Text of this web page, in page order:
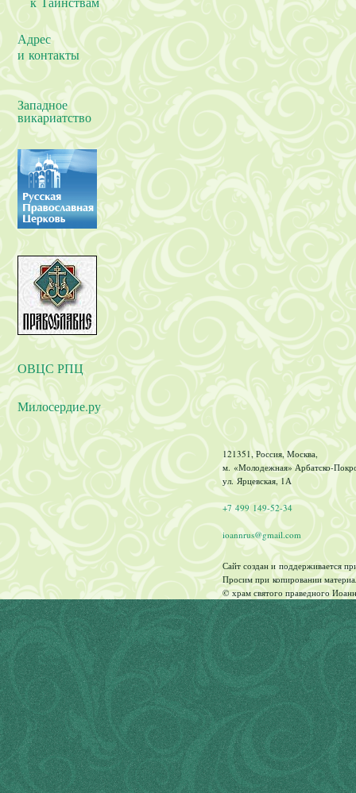
Адрес
и контакты
Западное
викариатство
ОВЦС РПЦ
Милосердие.ру
121351, Россия, Москва,
м. «Молодежная» Арбатско-
ул. Ярцевская, 1А
+7 499 149-52-34
ioannrus@gmail.com
Сайт создан и поддерживается
Просим при копировании
© храм святого праведного